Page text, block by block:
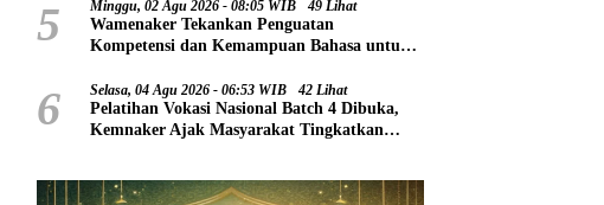
5 Minggu, 02 Agu 2026 - 08:05 WIB 49 Lihat
Wamenaker Tekankan Penguatan
Kompetensi dan Kemampuan Bahasa untuk
6 Selasa, 04 Agu 2026 - 06:53 WIB 42 Lihat
Pelatihan Vokasi Nasional Batch 4 Dibuka,
Kemnaker Ajak Masyarakat Tingkatkan